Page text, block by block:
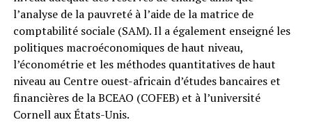
l’analyse de la pauvreté à l’aide de la matrice de
comptabilité sociale (SAM). Il a également enseigné les
politiques macroéconomiques de haut niveau,
l’économétrie et les méthodes quantitatives de haut
niveau au Centre ouest-africain d’études bancaires et
financières de la BCEAO (COFEB) et à l’université
Cornell aux États-Unis.